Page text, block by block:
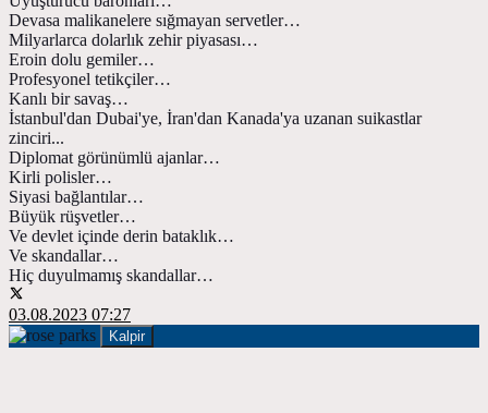
Devasa malikanelere sığmayan servetler…
Milyarlarca dolarlık zehir piyasası…
Eroin dolu gemiler…
Profesyonel tetikçiler…
Kanlı bir savaş…
İstanbul'dan Dubai'ye, İran'dan Kanada'ya uzanan suikastlar
zinciri...
Diplomat görünümlü ajanlar…
Kirli polisler…
Siyasi bağlantılar…
Büyük rüşvetler…
Ve devlet içinde derin bataklık…
Ve skandallar…
Hiç duyulmamış skandallar…
03.08.2023 07:27
Kalpir